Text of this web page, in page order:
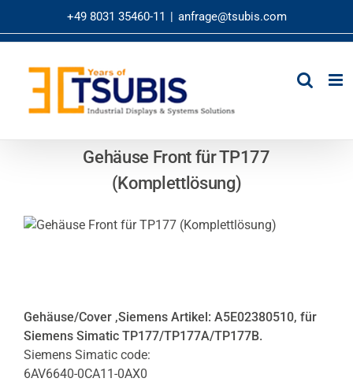
springen
+49 8031 35460-11 | anfrage@tsubis.com
Gehäuse Front für TP177
(Komplettlösung)
Gehäuse/Cover ,Siemens Artikel: A5E02380510, für
Siemens Simatic TP177/TP177A/TP177B.
Siemens Simatic code:
6AV6640-0CA11-0AX0